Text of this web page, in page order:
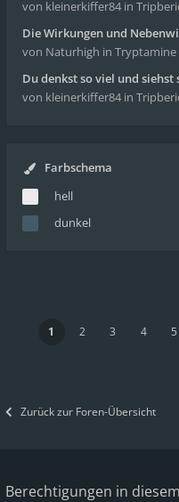
von kleinerkiffer84 in
Die Wirkungen und
von Naturhigh in
Du denkst so viel und siehst
von kleinerkiffer84 in
Farbschema
hell
dunkel
1 2 3 4 5
Zurück zur Foren-Übersicht
Berechtigungen in